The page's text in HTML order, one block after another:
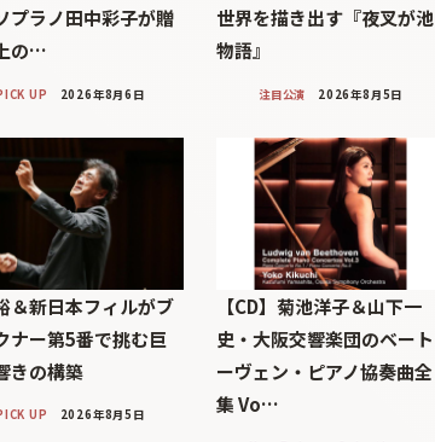
プラノ田中彩子が贈
の…
UP 2026年8月6日
世界を描き出す『夜叉が池
物語』
注目公演 2026年8月5日
＆新日本フィルがブ
ナー第5番で挑む巨
きの構築
UP 2026年8月5日
【CD】菊池洋子＆山下一
史・大阪交響楽団のベート
ーヴェン・ピアノ協奏曲全
集 Vo…